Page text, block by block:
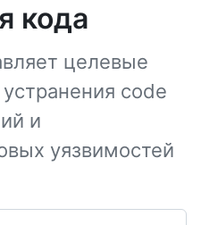
кода
целевые
code
и
уязвимостей